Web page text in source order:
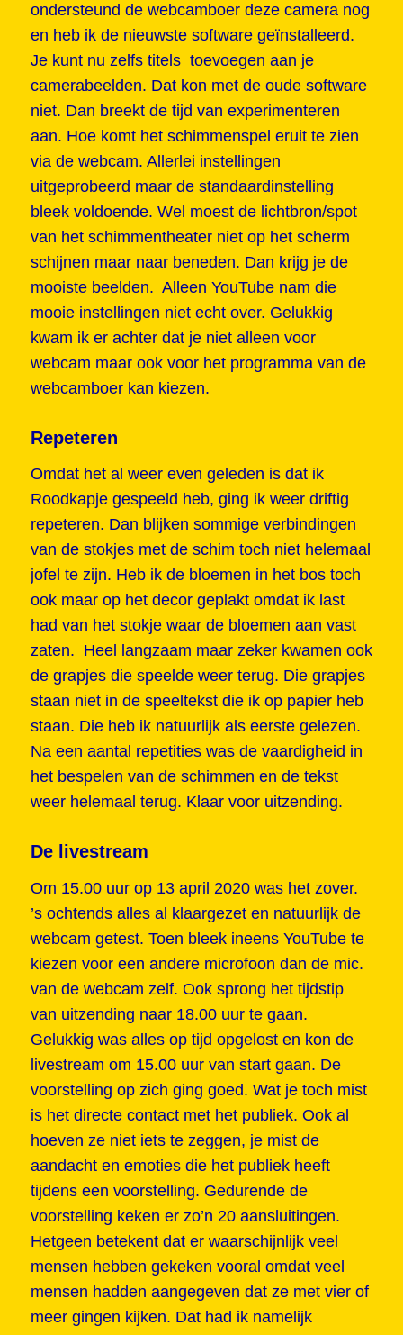
ondersteund de webcamboer deze camera nog
en heb ik de nieuwste software geïnstalleerd.
Je kunt nu zelfs titels toevoegen aan je
camerabeelden. Dat kon met de oude software
niet. Dan breekt de tijd van experimenteren
aan. Hoe komt het schimmenspel eruit te zien
via de webcam. Allerlei instellingen
uitgeprobeerd maar de standaardinstelling
bleek voldoende. Wel moest de lichtbron/spot
van het schimmentheater niet op het scherm
schijnen maar naar beneden. Dan krijg je de
mooiste beelden. Alleen YouTube nam die
mooie instellingen niet echt over. Gelukkig
kwam ik er achter dat je niet alleen voor
webcam maar ook voor het programma van de
webcamboer kan kiezen.
Repeteren
Omdat het al weer even geleden is dat ik
Roodkapje gespeeld heb, ging ik weer driftig
repeteren. Dan blijken sommige verbindingen
van de stokjes met de schim toch niet helemaal
jofel te zijn. Heb ik de bloemen in het bos toch
ook maar op het decor geplakt omdat ik last
had van het stokje waar de bloemen aan vast
zaten. Heel langzaam maar zeker kwamen ook
de grapjes die speelde weer terug. Die grapjes
staan niet in de speeltekst die ik op papier heb
staan. Die heb ik natuurlijk als eerste gelezen.
Na een aantal repetities was de vaardigheid in
het bespelen van de schimmen en de tekst
weer helemaal terug. Klaar voor uitzending.
De livestream
Om 15.00 uur op 13 april 2020 was het zover.
’s ochtends alles al klaargezet en natuurlijk de
webcam getest. Toen bleek ineens YouTube te
kiezen voor een andere microfoon dan de mic.
van de webcam zelf. Ook sprong het tijdstip
van uitzending naar 18.00 uur te gaan.
Gelukkig was alles op tijd opgelost en kon de
livestream om 15.00 uur van start gaan. De
voorstelling op zich ging goed. Wat je toch mist
is het directe contact met het publiek. Ook al
hoeven ze niet iets te zeggen, je mist de
aandacht en emoties die het publiek heeft
tijdens een voorstelling. Gedurende de
voorstelling keken er zo’n 20 aansluitingen.
Hetgeen betekent dat er waarschijnlijk veel
mensen hebben gekeken vooral omdat veel
mensen hadden aangegeven dat ze met vier of
meer gingen kijken. Dat had ik namelijk